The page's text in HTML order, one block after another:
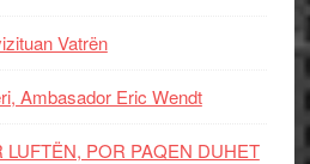
Vatrën
Ambasador Eric Wendt
LUFTËN, POR PAQEN DUHET